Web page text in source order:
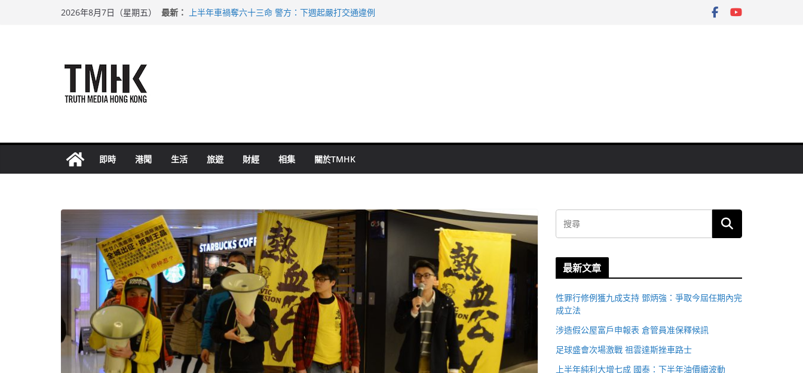
2026年8月7日（星期五） 最新： 上半年車禍奪六十三命 警方：下週起嚴打交通違例
即時 港聞 生活 旅遊 財經 相集 關於TMHK
最新文章
性罪行修例獲九成支持 鄧炳強：爭取今屆任期內完
成立法
涉造假公屋富戶申報表 倉管員准保釋候訊
足球盛會次場激戰 祖雲達斯挫車路士
上半年純利大增七成 國泰：下半年油價續波動